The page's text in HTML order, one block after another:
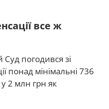
все ж
погодився зі
понад мінімальні 736
у 2 млн грн як